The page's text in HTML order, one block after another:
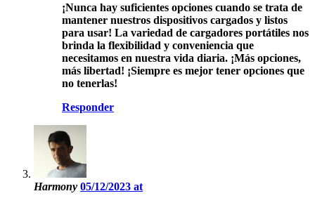
¡Nunca hay suficientes opciones cuando se trata de
mantener nuestros dispositivos cargados y listos
para usar! La variedad de cargadores portátiles nos
brinda la flexibilidad y conveniencia que
necesitamos en nuestra vida diaria. ¡Más opciones,
más libertad! ¡Siempre es mejor tener opciones que
no tenerlas!
Responder
Harmony 05/12/2023 at